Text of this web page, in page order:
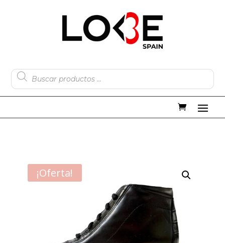
de
productos
¡Oferta!